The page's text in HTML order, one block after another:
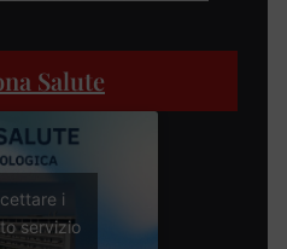
Salute
i
servizio